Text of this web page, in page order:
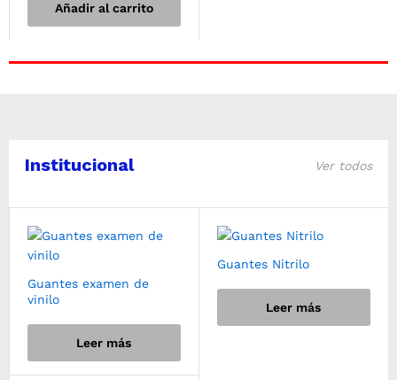
Añadir al carrito
Institucional Ver todos
Guantes examen de
vinilo
Leer más
Guantes Nitrilo
Leer más